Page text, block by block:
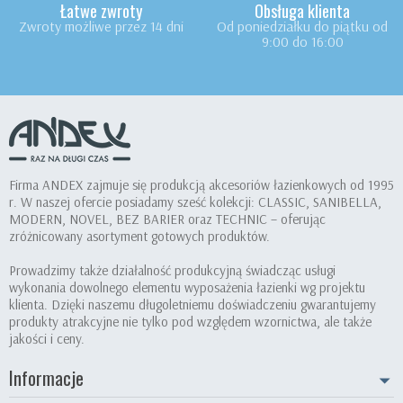
Łatwe zwroty
Zwroty możliwe przez 14 dni
Obsługa klienta
Od poniedziałku do piątku od
9:00 do 16:00
Firma ANDEX zajmuje się produkcją akcesoriów łazienkowych od 1995
r. W naszej ofercie posiadamy sześć kolekcji: CLASSIC, SANIBELLA,
MODERN, NOVEL, BEZ BARIER oraz TECHNIC – oferując
zróżnicowany asortyment gotowych produktów.
Prowadzimy także działalność produkcyjną świadcząc usługi
wykonania dowolnego elementu wyposażenia łazienki wg projektu
klienta. Dzięki naszemu długoletniemu doświadczeniu gwarantujemy
produkty atrakcyjne nie tylko pod względem wzornictwa, ale także
jakości i ceny.
Informacje